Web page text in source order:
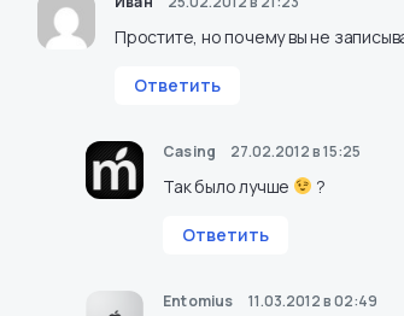
Простите, но почему вы не
Ответить
Casing 27.02.2012 в 15:25
Так было лучше ?
Ответить
Entomius 11.03.2012 в 02:49